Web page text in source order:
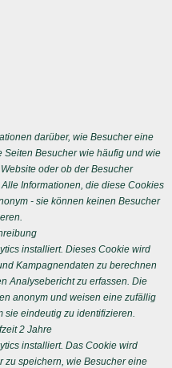
darüber, wie Besucher eine
Besucher wie häufig und wie
oder ob der Besucher
Informationen, die diese Cookies
- sie können keinen Besucher
installiert. Dieses Cookie wird
Kampagnendaten zu berechnen
Analysebericht zu erfassen. Die
anonym und weisen eine zufällig
sie eindeutig zu identifizieren.
2 Jahre
installiert. Das Cookie wird
zu speichern, wie Besucher eine